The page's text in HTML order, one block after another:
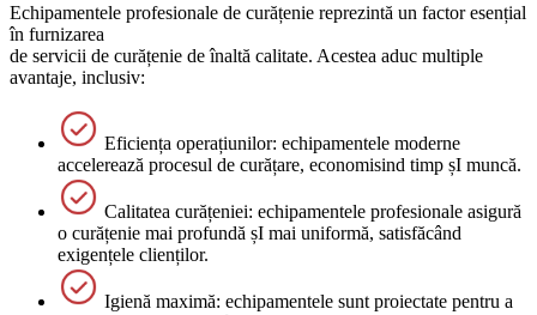
Echipamentele profesionale de curățenie reprezintă un factor esențial
în furnizarea
de servicii de curățenie de înaltă calitate. Acestea aduc multiple
avantaje, inclusiv:
Eficiența operațiunilor: echipamentele moderne
accelerează procesul de curățare, economisind timp șI muncă.
Calitatea curățeniei: echipamentele profesionale asigură
o curățenie mai profundă șI mai uniformă, satisfăcând
exigențele clienților.
Igienă maximă: echipamentele sunt proiectate pentru a